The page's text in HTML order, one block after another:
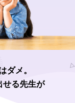
ダメ。
せる先生が